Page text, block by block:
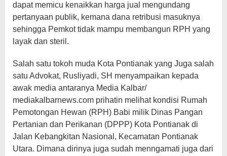
dapat memicu kenaikkan harga jual mengundang
pertanyaan publik, kemana dana retribusi masuknya
sehingga Pemkot tidak mampu membangun RPH yang
layak dan steril.
Salah satu tokoh muda Kota Pontianak yang Juga salah
satu Advokat, Rusliyadi, SH menyampaikan kepada
awak media antaranya Media Kalbar/
mediakalbarnews.com prihatin melihat kondisi Rumah
Pemotongan Hewan (RPH) Babi milik Dinas Pangan
Pertanian dan Perikanan (DPPP) Kota Pontianak di
Jalan Kebangkitan Nasional, Kecamatan Pontianak
Utara. Dimana dirinya juga sudah menngamati juga dari